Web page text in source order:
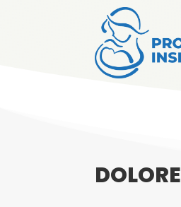
DOLORE